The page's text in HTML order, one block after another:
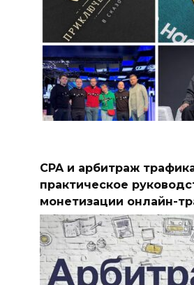
CPA и арбитраж
практическое
монетизации онлайн-